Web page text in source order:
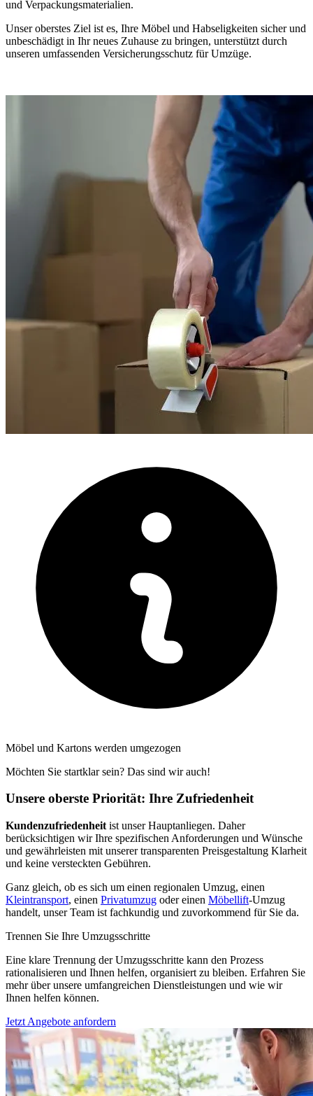
und Verpackungsmaterialien.
Unser oberstes Ziel ist es, Ihre Möbel und Habseligkeiten sicher und
unbeschädigt in Ihr neues Zuhause zu bringen, unterstützt durch
unseren umfassenden Versicherungsschutz für Umzüge.
Möbel und Kartons werden umgezogen
Möchten Sie startklar sein? Das sind wir auch!
Unsere oberste Priorität: Ihre Zufriedenheit
Kundenzufriedenheit ist unser Hauptanliegen. Daher
berücksichtigen wir Ihre spezifischen Anforderungen und Wünsche
und gewährleisten mit unserer transparenten Preisgestaltung Klarheit
und keine versteckten Gebühren.
Ganz gleich, ob es sich um einen regionalen Umzug, einen
Kleintransport, einen Privatumzug oder einen Möbellift-Umzug
handelt, unser Team ist fachkundig und zuvorkommend für Sie da.
Trennen Sie Ihre Umzugsschritte
Eine klare Trennung der Umzugsschritte kann den Prozess
rationalisieren und Ihnen helfen, organisiert zu bleiben. Erfahren Sie
mehr über unsere umfangreichen Dienstleistungen und wie wir
Ihnen helfen können.
Jetzt Angebote anfordern